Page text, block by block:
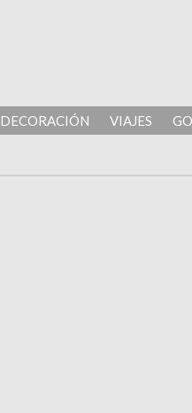
DECORACIÓN VIAJES